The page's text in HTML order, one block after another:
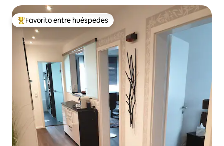
Favorito entre los huéspedes más destacados
Favorito entre huéspedes